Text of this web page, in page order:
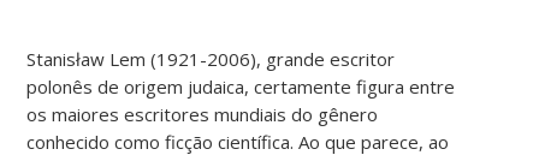
Stanisław Lem (1921-2006), grande escritor
polonês de origem judaica, certamente figura entre
os maiores escritores mundiais do gênero
conhecido como ficção científica. Ao que parece, ao